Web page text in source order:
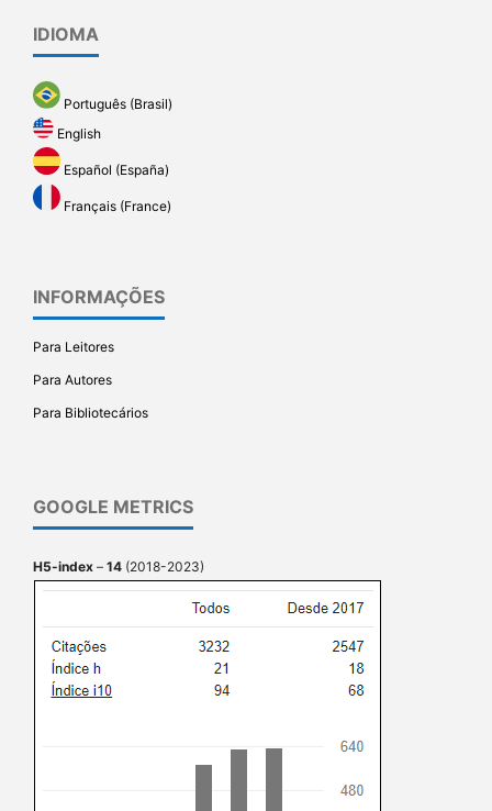
IDIOMA
Português (Brasil)
English
Español (España)
Français (France)
INFORMAÇÕES
Para Leitores
Para Autores
Para Bibliotecários
GOOGLE METRICS
H5-index – 14 (2018-2023)